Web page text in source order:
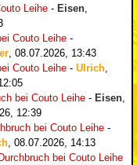
Leihe - Eisen
Couto Leihe -
08.07.2026, 13:43
Couto Leihe - Ulrich
bei Couto Leihe - Eisen
12:39
bei Couto Leihe -
08.07.2026, 14:13
Durchbruch bei Couto Leihe